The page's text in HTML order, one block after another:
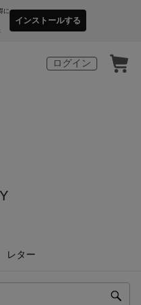
に
インストールする
ログイン
レター